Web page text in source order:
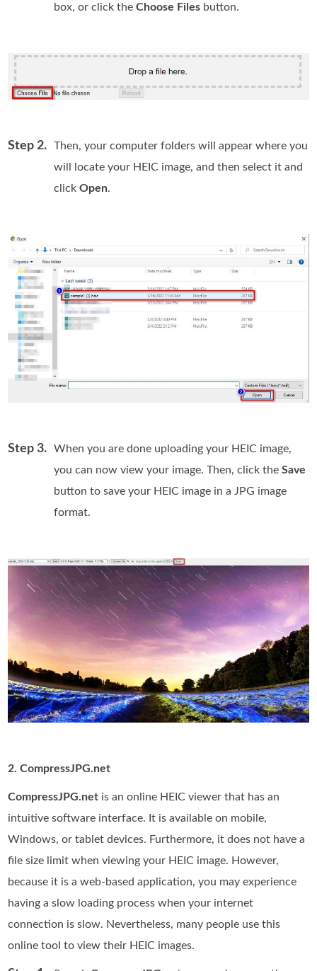
box, or click theChoose Files button.
Step 2.
Then, your computer folders will appear where you
will locate your HEIC image, and then select it and
clickOpen.
Step 3.
When you are done uploading your HEIC image,
you can now view your image. Then, click theSave
button to save your HEIC image in a JPG image
format.
2. CompressJPG.net
CompressJPG.net is an online HEIC viewer that has an
intuitive software interface. It is available on mobile,
Windows, or tablet devices. Furthermore, it does not have a
file size limit when viewing your HEIC image. However,
because it is a web-based application, you may experience
having a slow loading process when your internet
connection is slow. Nevertheless, many people use this
online tool to view their HEIC images.